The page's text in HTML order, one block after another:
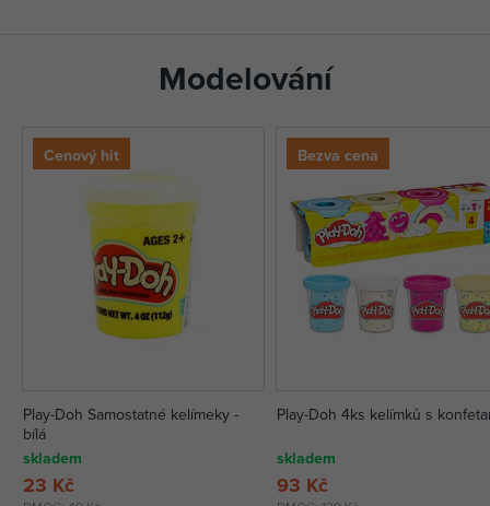
Modelování
Cenový hit
Play-Doh Samostatné kelímeky -
bílá
skladem
23 Kč
Bezva cena
Play-Doh 4ks kelímků s
skladem
93 Kč